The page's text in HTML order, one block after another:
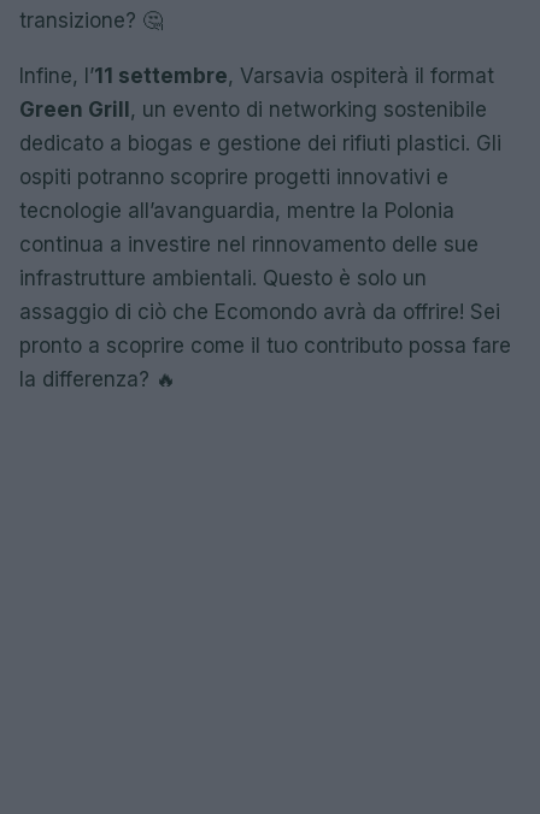
transizione? 🤔
Infine, l’11 settembre, Varsavia ospiterà il format
Green Grill, un evento di networking sostenibile
dedicato a biogas e gestione dei rifiuti plastici. Gli
ospiti potranno scoprire progetti innovativi e
tecnologie all’avanguardia, mentre la Polonia
continua a investire nel rinnovamento delle sue
infrastrutture ambientali. Questo è solo un
assaggio di ciò che Ecomondo avrà da offrire! Sei
pronto a scoprire come il tuo contributo possa fare
la differenza? 🔥